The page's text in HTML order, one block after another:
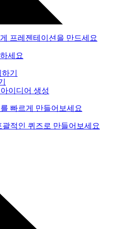
프레젠테이션을 만드세요
세요
기
이디어 생성
빠르게 만들어보세요
적인 퀴즈로 만들어보세요